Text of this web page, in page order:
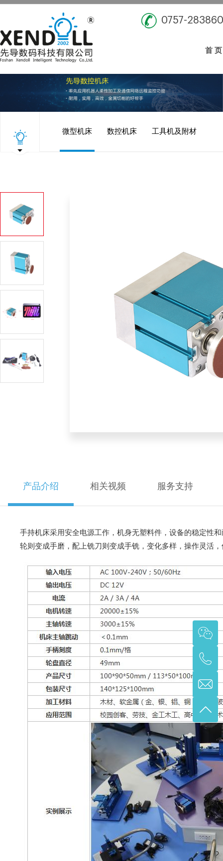
0757-
首 页
微型机床 数控机床 工具机及附材
产品介绍 相关视频 服务支持
手持机床采用安全电源工作，机身无塑料件，设备的稳定性
轮则变成手磨，配上铣刀则变成手铣，变化多样，操作灵活